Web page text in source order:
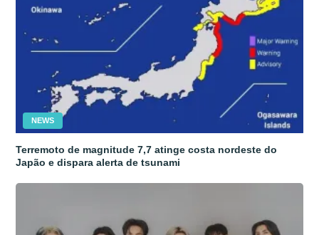
NEWS
Terremoto de magnitude 7,7 atinge costa nordeste do
Japão e dispara alerta de tsunami